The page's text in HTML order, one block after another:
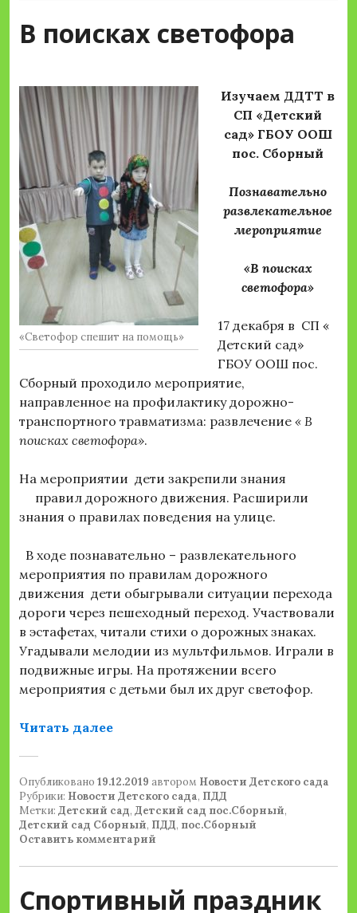
В поисках светофора
«Светофор спешит на помощь»
Изучаем ДДТТ в
СП «Детский
сад» ГБОУ ООШ
пос. Сборный
Познавательно
развлекательное
мероприятие
«В поисках
светофора»
17 декабря в СП «
Детский сад»
ГБОУ ООШ пос.
Сборный проходило мероприятие,
направленное на профилактику дорожно-
транспортного травматизма: развлечение « В
поисках светофора».
На мероприятии дети закрепили знания
правил дорожного движения. Расширили
знания о правилах поведения на улице.
В ходе познавательно – развлекательного
мероприятия по правилам дорожного
движения дети обыгрывали ситуации перехода
дороги через пешеходный переход. Участвовали
в эстафетах, читали стихи о дорожных знаках.
Угадывали мелодии из мультфильмов. Играли в
подвижные игры. На протяжении всего
мероприятия с детьми был их друг светофор.
Читать далее«В поисках светофора»
Опубликовано 19.12.2019 автором Новости Детского сада
Рубрики: Новости Детского сада, ПДД
Метки: Детский сад, Детский сад пос.Сборный,
Детский сад Сборный, ПДД, пос.Сборный
Оставить комментарий
Спортивный праздник